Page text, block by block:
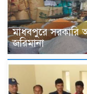
মাধবপুরে সরকারি
জরিমানা